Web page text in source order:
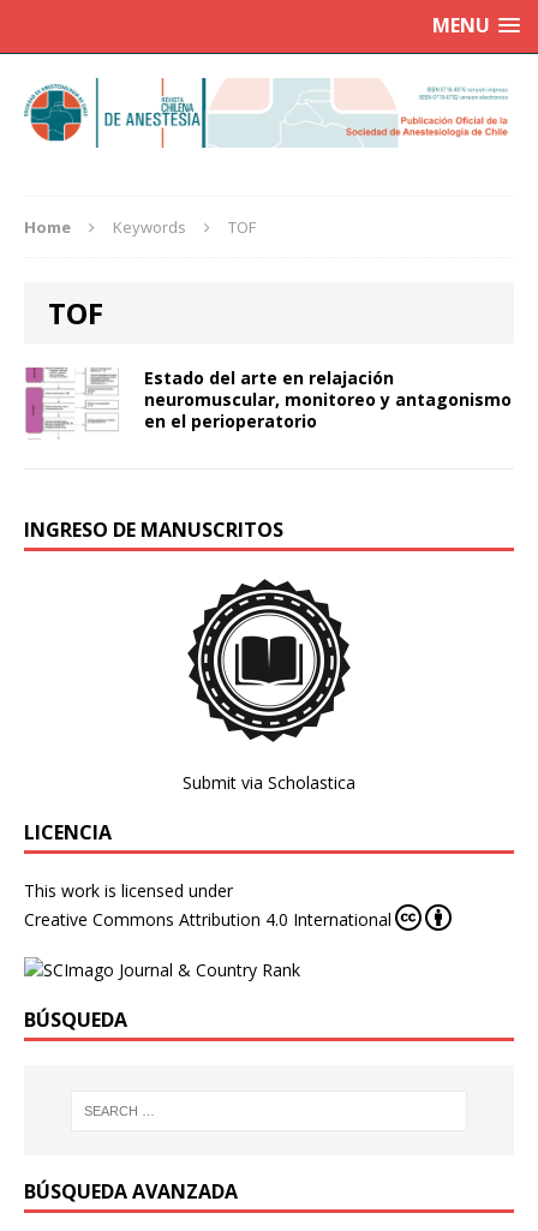
MENU
Home Keywords TOF
TOF
Estado del arte en relajación
neuromuscular, monitoreo y antagonismo
en el perioperatorio
INGRESO DE MANUSCRITOS
Submit via Scholastica
LICENCIA
This work is licensed under
Creative Commons Attribution 4.0 International
BÚSQUEDA
BÚSQUEDA AVANZADA